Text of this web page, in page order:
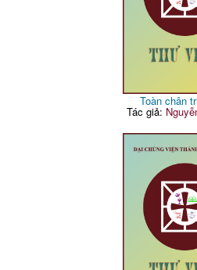
Toàn chân
Tác giả: